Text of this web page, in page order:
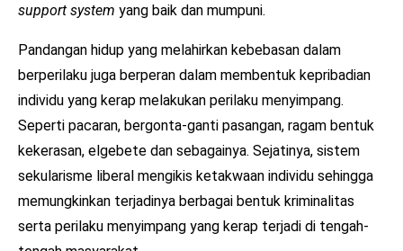
support system yang baik dan mumpuni.
Pandangan hidup yang melahirkan kebebasan dalam
berperilaku juga berperan dalam membentuk kepribadian
individu yang kerap melakukan perilaku menyimpang.
Seperti pacaran, bergonta-ganti pasangan, ragam bentuk
kekerasan, elgebete dan sebagainya. Sejatinya, sistem
sekularisme liberal mengikis ketakwaan individu sehingga
memungkinkan terjadinya berbagai bentuk kriminalitas
serta perilaku menyimpang yang kerap terjadi di tengah-